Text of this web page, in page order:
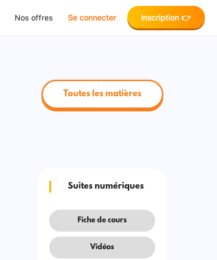
Nos offres Se connecter Inscription 👉
Toutes les matières
Suites numériques
Fiche de cours
Vidéos